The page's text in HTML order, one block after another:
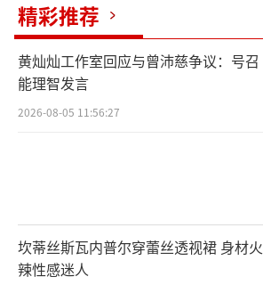
精彩推荐
黄灿灿工作室回应与曾沛慈争议：号召
能理智发言
2026-08-05 11:56:27
坎蒂丝斯瓦内普尔穿蕾丝透视裙 身材火
辣性感迷人